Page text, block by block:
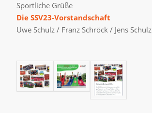
Sportliche Grüße
Die SSV23-Vorstandschaft
Uwe Schulz / Franz Schröck / Jens Schulz